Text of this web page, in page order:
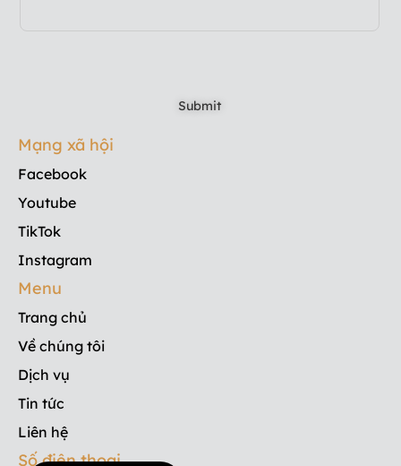
Mạng xã hội
Facebook
Youtube
TikTok
Instagram
Menu
Trang chủ
Về chúng tôi
Dịch vụ
Tin tức
Liên hệ
Số điện thoại